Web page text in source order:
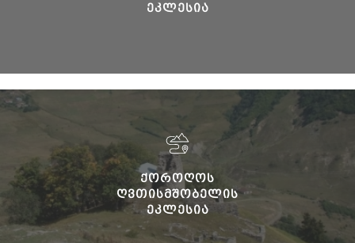
ᲔᲙᲚᲔᲡᲘᲐ
ᲥᲝᲠᲝᲦᲝᲡ
ᲦᲕᲗᲘᲡᲛᲨᲝᲑᲔᲚᲘᲡ
ᲔᲙᲚᲔᲡᲘᲐ